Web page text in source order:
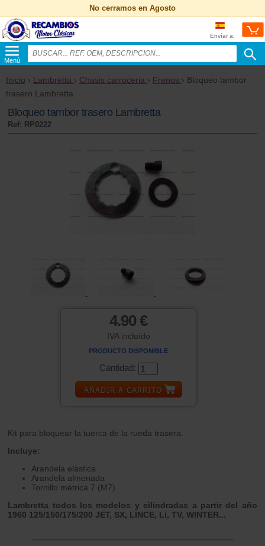
No cerramos en Agosto
Envíar a:
Menú
Inicio › Lambretta › Chasis carroceria › Frenos › Bloqueo tambor
trasero Lambretta
Bloqueo tambor trasero Lambretta
Ref: RP0222
4.90 €
IVA incluído
PRODUCTO DISPONIBLE
Cantidad:
Kit para bloquear la tuerca de la rueda trasera.
Incluye:
Arandela elástica
Arandela almenada
Tornillo métrica 7 (M7)
Lambretta todos los modelos y cilindradas a partir del año
1960 125/150/175/200 JET, SX, LINCE, Li, TV, WINTER...